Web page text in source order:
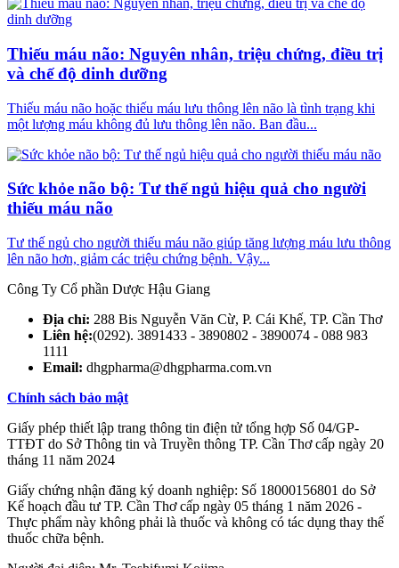
Thiếu máu não: Nguyên nhân, triệu chứng, điều trị
và chế độ dinh dưỡng
Thiếu máu não hoặc thiếu máu lưu thông lên não là tình trạng khi
một lượng máu không đủ lưu thông lên não. Ban đầu...
Sức khỏe não bộ: Tư thế ngủ hiệu quả cho người
thiếu máu não
Tư thế ngủ cho người thiếu máu não giúp tăng lượng máu lưu thông
lên não hơn, giảm các triệu chứng bệnh. Vậy...
Công Ty Cổ phần Dược Hậu Giang
Địa chỉ: 288 Bis Nguyễn Văn Cừ, P. Cái Khế, TP. Cần Thơ
Liên hệ:(0292). 3891433 - 3890802 - 3890074 - 088 983
1111
Email: dhgpharma@dhgpharma.com.vn
Chính sách bảo mật
Giấy phép thiết lập trang thông tin điện tử tổng hợp Số 04/GP-
TTĐT do Sở Thông tin và Truyền thông TP. Cần Thơ cấp ngày 20
tháng 11 năm 2024
Giấy chứng nhận đăng ký doanh nghiệp: Số 18000156801 do Sở
Kế hoạch đầu tư TP. Cần Thơ cấp ngày 05 tháng 1 năm 2026 -
Thực phẩm này không phải là thuốc và không có tác dụng thay thế
thuốc chữa bệnh.